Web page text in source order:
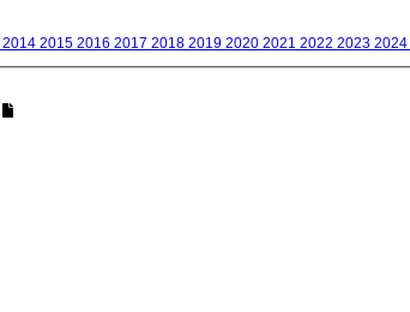
2014 2015 2016 2017 2018 2019 2020 2021 2022 2023 2024